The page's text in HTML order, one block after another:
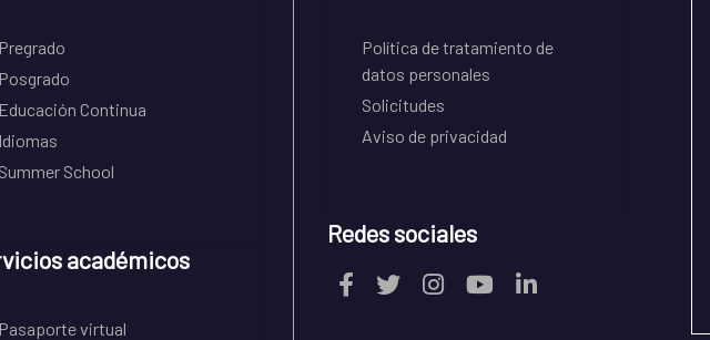
Pregrado
Posgrado
Educación Continua
Idiomas
Summer School
académicos
Pasaporte virtual
Política de tratamiento de
datos personales
Solicitudes
Aviso de privacidad
Redes sociales